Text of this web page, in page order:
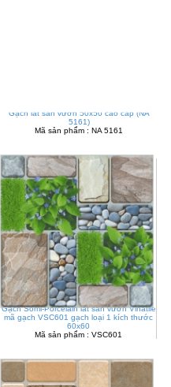
Gạch lát sân vườn 50x50 cao cấp (NA
5161)
Mã sản phẩm : NA 5161
Gạch Somi-Porcelain lát sân vườn Vinatile
mã gạch VSC601 gạch loại 1 kích thước
60x60
Mã sản phẩm : VSC601